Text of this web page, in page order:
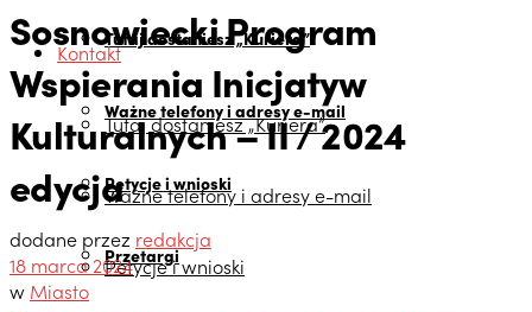
Tutaj dostaniesz „Kuriera”
Ważne telefony i adresy e-mail
Petycje i wnioski
Przetargi
Kontakt
Tutaj dostaniesz „Kuriera”
Ważne telefony i adresy e-mail
Petycje i wnioski
Sosnowiecki Program
Wspierania Inicjatyw
Kulturalnych – II / 2024
edycja
dodane przez redakcja
18 marca 2024
w Miasto